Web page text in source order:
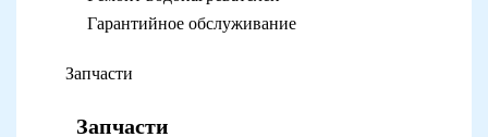
Гарантийное обслуживание
Запчасти
Запчасти